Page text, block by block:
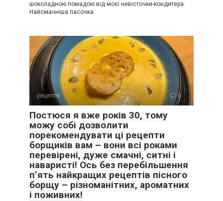
шоколадною помадою від моєї невісточки-кондитера.
Найсмачніша пасочка
рецепти 0
Постюся я вже років 30, тому
можу собі дозволити
порекомендувати ці рецепти
борщиків вам – вони всі роками
перевірені, дуже смачні, ситні і
наваристі! Ось без перебільшення
п’ять найкращих рецептів пісного
борщу – різноманітних, ароматних
і поживних!